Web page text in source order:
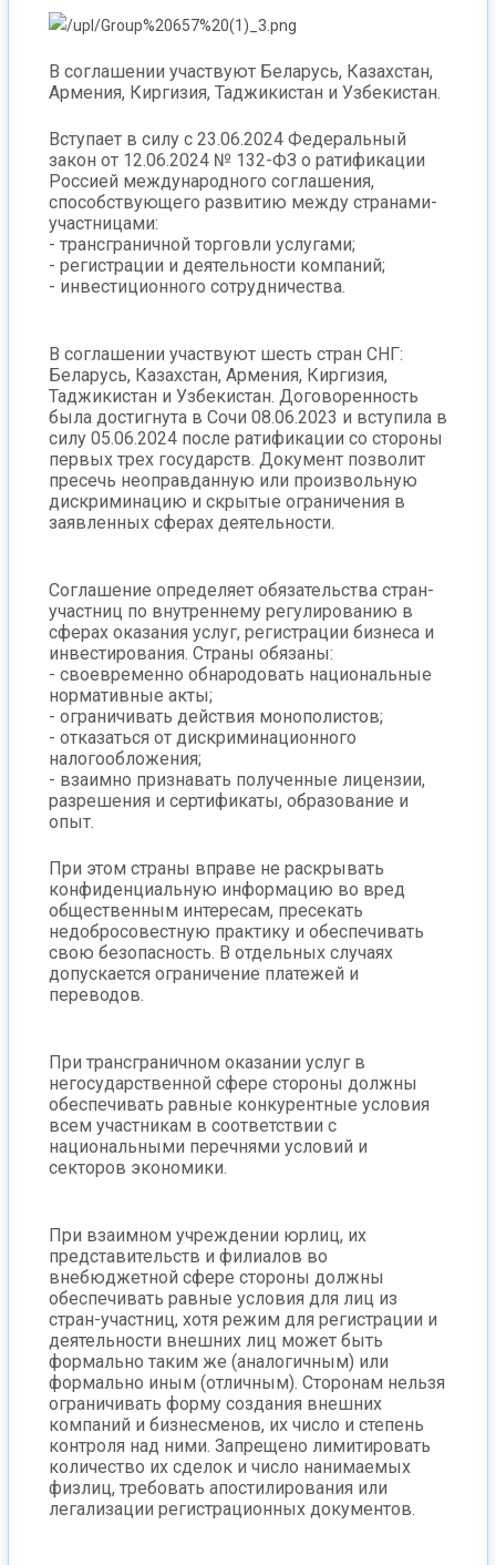
В соглашении участвуют Беларусь, Казахстан,
Армения, Киргизия, Таджикистан и Узбекистан.
Вступает в силу с 23.06.2024 Федеральный
закон от 12.06.2024 № 132-ФЗ о ратификации
Россией международного соглашения,
способствующего развитию между странами-
участницами:
- трансграничной торговли услугами;
- регистрации и деятельности компаний;
- инвестиционного сотрудничества.
В соглашении участвуют шесть стран СНГ:
Беларусь, Казахстан, Армения, Киргизия,
Таджикистан и Узбекистан. Договоренность
была достигнута в Сочи 08.06.2023 и вступила в
силу 05.06.2024 после ратификации со стороны
первых трех государств. Документ позволит
пресечь неоправданную или произвольную
дискриминацию и скрытые ограничения в
заявленных сферах деятельности.
Соглашение определяет обязательства стран-
участниц по внутреннему регулированию в
сферах оказания услуг, регистрации бизнеса и
инвестирования. Страны обязаны:
- своевременно обнародовать национальные
нормативные акты;
- ограничивать действия монополистов;
- отказаться от дискриминационного
налогообложения;
- взаимно признавать полученные лицензии,
разрешения и сертификаты, образование и
опыт.
При этом страны вправе не раскрывать
конфиденциальную информацию во вред
общественным интересам, пресекать
недобросовестную практику и обеспечивать
свою безопасность. В отдельных случаях
допускается ограничение платежей и
переводов.
При трансграничном оказании услуг в
негосударственной сфере стороны должны
обеспечивать равные конкурентные условия
всем участникам в соответствии с
национальными перечнями условий и
секторов экономики.
При взаимном учреждении юрлиц, их
представительств и филиалов во
внебюджетной сфере стороны должны
обеспечивать равные условия для лиц из
стран-участниц, хотя режим для регистрации и
деятельности внешних лиц может быть
формально таким же (аналогичным) или
формально иным (отличным). Сторонам нельзя
ограничивать форму создания внешних
компаний и бизнесменов, их число и степень
контроля над ними. Запрещено лимитировать
количество их сделок и число нанимаемых
физлиц, требовать апостилирования или
легализации регистрационных документов.